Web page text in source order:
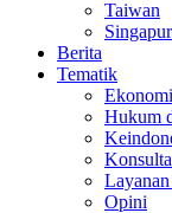
Taiwan
Berita
Tematik
Hukum
Opini